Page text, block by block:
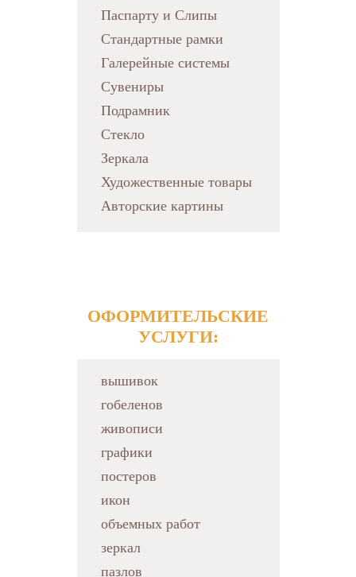
Паспарту и Слипы
Стандартные рамки
Галерейные системы
Сувениры
Подрамник
Стекло
Зеркала
Художественные товары
Авторские картины
ОФОРМИТЕЛЬСКИЕ
УСЛУГИ:
вышивок
гобеленов
живописи
графики
постеров
икон
объемных работ
зеркал
пазлов